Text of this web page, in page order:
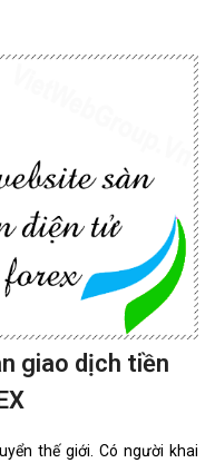
giao dịch tiền
thế giới. Có người khai